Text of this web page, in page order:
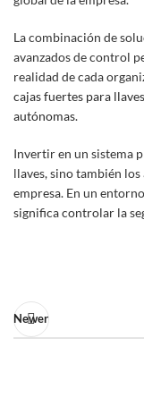
La combinación de
avanzados de control
realidad de cada
cajas fuertes para llaves
autónomas.
Invertir en un sistema
llaves, sino también
empresa. En un
significa controlar la
Newer